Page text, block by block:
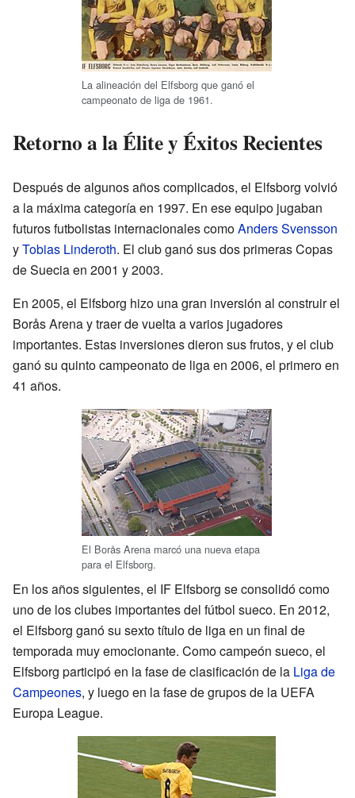
La alineación del Elfsborg que ganó el
campeonato de liga de 1961.
Retorno a la Élite y Éxitos Recientes
Después de algunos años complicados, el Elfsborg volvió
a la máxima categoría en 1997. En ese equipo jugaban
futuros futbolistas internacionales comoAnders Svensson
yTobias Linderoth. El club ganó sus dos primeras Copas
de Suecia en 2001 y 2003.
En 2005, el Elfsborg hizo una gran inversión al construir el
Borås Arena y traer de vuelta a varios jugadores
importantes. Estas inversiones dieron sus frutos, y el club
ganó su quinto campeonato de liga en 2006, el primero en
41 años.
El Borås Arena marcó una nueva etapa
para el Elfsborg.
En los años siguientes, el IF Elfsborg se consolidó como
uno de los clubes importantes del fútbol sueco. En 2012,
el Elfsborg ganó su sexto título de liga en un final de
temporada muy emocionante. Como campeón sueco, el
Elfsborg participó en la fase de clasificación de la Liga de
Campeones, y luego en la fase de grupos de la UEFA
Europa League.